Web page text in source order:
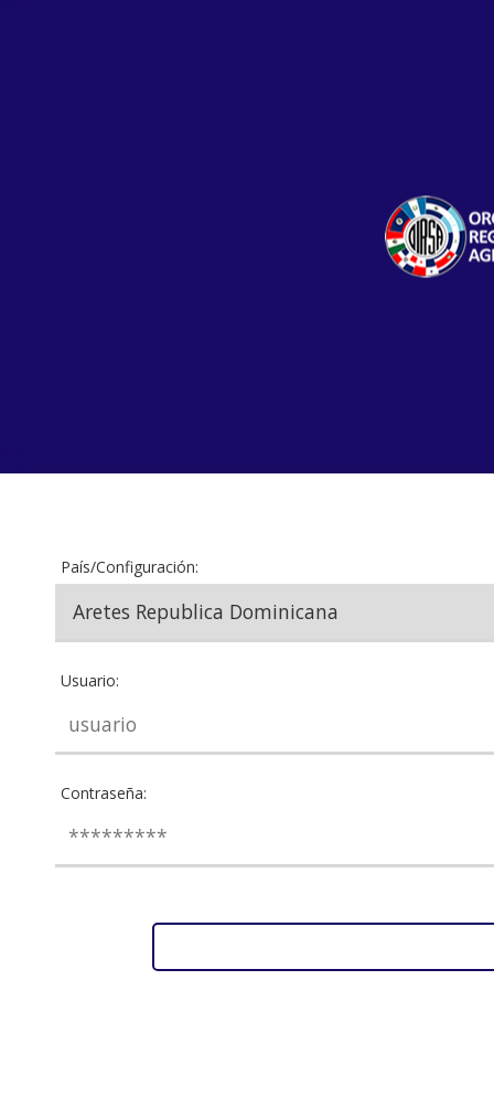
País/Configuración:
Usuario:
Contraseña: